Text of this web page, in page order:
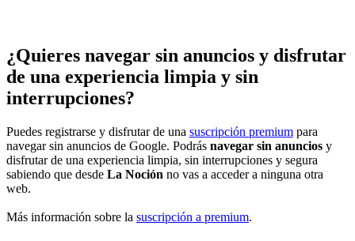
¿Quieres navegar sin anuncios y disfrutar
de una experiencia limpia y sin
interrupciones?
Puedes registrarse y disfrutar de una suscripción premium para
navegar sin anuncios de Google. Podrás navegar sin anuncios y
disfrutar de una experiencia limpia, sin interrupciones y segura
sabiendo que desde La Noción no vas a acceder a ninguna otra
web.
Más información sobre la suscripción a premium.